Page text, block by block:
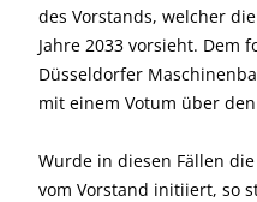
des Vorstands, welcher
Jahre 2033 vorsieht. Dem
Düsseldorfer
mit einem Votum über den
Wurde in diesen Fällen
vom Vorstand initiiert, so